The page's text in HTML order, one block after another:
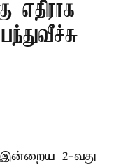
எதிராக
இன்றைய 2-வது